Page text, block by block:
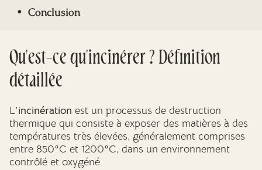
Conclusion
Qu'est-ce qu'incinérer ? Définition
détaillée
L'incinération est un processus de destruction
thermique qui consiste à exposer des matières à des
températures très élevées, généralement comprises
entre 850°C et 1200°C, dans un environnement
contrôlé et oxygéné.